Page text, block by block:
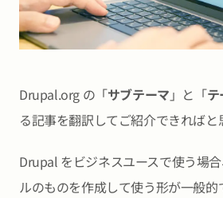
Drupal.org の「サブテーマ 」と「テ
る記事を翻訳してご紹介できればと
Drupal をビジネスユースで使う場
ルのものを作成して使う形が一般的